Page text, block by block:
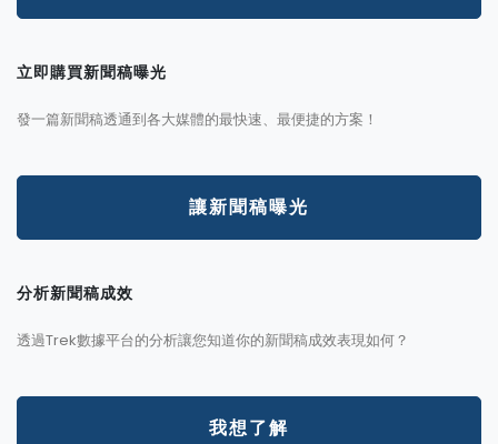
立即購買新聞稿曝光
發一篇新聞稿透通到各大媒體的最快速、最便捷的方案！
讓新聞稿曝光
分析新聞稿成效
透過Trek數據平台的分析讓您知道你的新聞稿成效表現如何？
我想了解